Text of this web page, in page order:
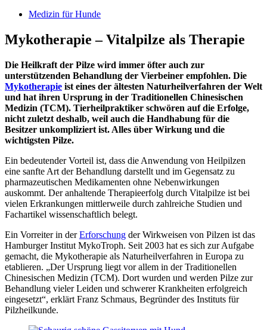
Medizin für Hunde
Mykotherapie – Vitalpilze als Therapie
Die Heilkraft der Pilze wird immer öfter auch zur
unterstützenden Behandlung der Vierbeiner empfohlen. Die
Mykotherapie ist eines der ältesten Natur­heil­verfahren der Welt
und hat ihren Ursprung in der Tradi­tionellen Chinesischen
Medizin (TCM). Tierheilpraktiker schwören auf die Erfolge,
nicht zuletzt deshalb, weil auch die Handhabung für die
Besitzer unkompliziert ist. Alles über Wirkung und die
wichtigsten Pilze.
Ein bedeutender Vorteil ist, dass die Anwendung von Heil­pilzen
eine sanfte Art der Behandlung darstellt und im Gegensatz zu
pharma­­zeutischen Medi­kamenten ohne Neben­­wirkungen
auskommt. Der anhaltende Therapie­erfolg durch Vital­­pilze ist bei
vielen Erkran­kungen mittle­rweile durch zahl­reiche Studien und
Fach­artikel wissen­­schaftlich belegt.
Ein Vorreiter in derErforschung der Wirkweisen von Pilzen ist das
Hamburger Institut MykoTroph. Seit 2003 hat es sich zur Aufgabe
gemacht, die Mykotherapie als Naturheilverfahren in Europa zu
etablieren. „Der Ursprung liegt vor allem in der Traditionellen
Chinesischen Medizin (TCM). Dort wurden und werden Pilze zur
Behandlung vieler Leiden und schwerer Krankheiten erfolgreich
eingesetzt“, erklärt Franz Schmaus, Begründer des Instituts für
Pilzheilkunde.